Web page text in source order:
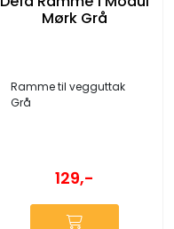
Mørk Grå
Ramme til vegguttak
Grå
129,-